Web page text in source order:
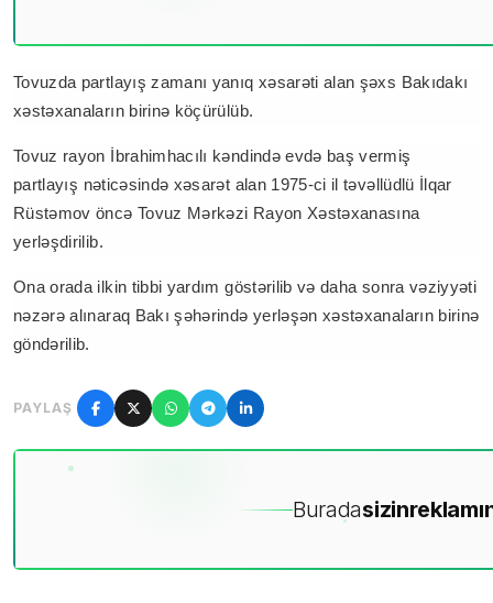
Tovuzda partlayış zamanı yanıq xəsarəti alan şəxs Bakıdakı
xəstəxanaların birinə köçürülüb.
Tovuz rayon İbrahimhacılı kəndində evdə baş vermiş
partlayış nəticəsində xəsarət alan 1975-ci il təvəllüdlü İlqar
Rüstəmov öncə Tovuz Mərkəzi Rayon Xəstəxanasına
yerləşdirilib.
Ona orada ilkin tibbi yardım göstərilib və daha sonra vəziyyəti
nəzərə alınaraq Bakı şəhərində yerləşən xəstəxanaların birinə
göndərilib.
PAYLAŞ
Buradasizin